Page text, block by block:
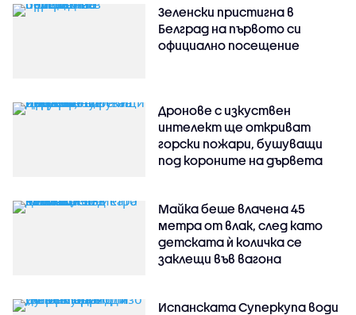
Зеленски пристигна в
Белград на първото си
официално посещение
Дронове с изкуствен
интелект ще откриват
горски пожари, бушуващи
под короните на дървета
Майка беше влачена 45
метра от влак, след като
детската ѝ количка се
заклещи във вагона
Испанската Суперкупа води